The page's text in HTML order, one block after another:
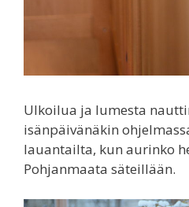
Ulkoilua ja lumesta
isänpäivänäkin
lauantailta, kun aurinko
Pohjanmaata säteillään.